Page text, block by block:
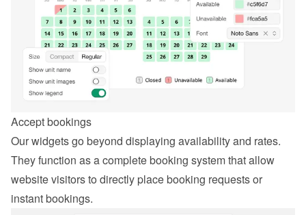
Accept bookings
Our widgets go beyond displaying availability and rates.
They function as a complete booking system that allow
website visitors to directly place booking requests or
instant bookings.